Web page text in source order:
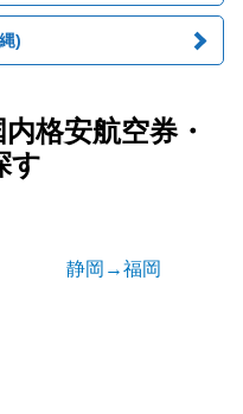
)
格安航空券・
す
静岡→福岡